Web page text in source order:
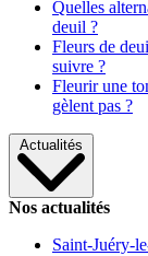
Quelles
deuil ?
Fleurs de
suivre ?
Fleurir une
gèlent pas ?
Actualités
Nos actualités
Saint-Juéry-